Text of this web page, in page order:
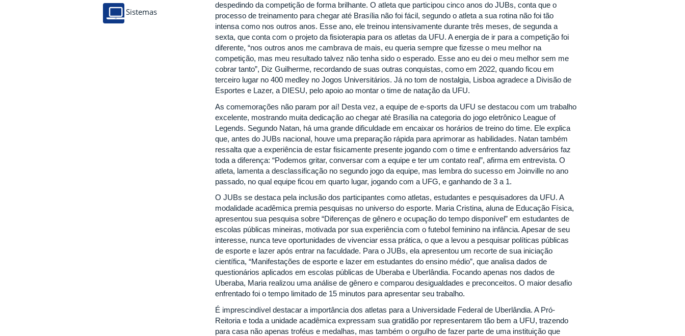
Sistemas
despedindo da competição de forma brilhante. O atleta que participou cinco anos do JUBs, conta que o
processo de treinamento para chegar até Brasília não foi fácil, segundo o atleta a sua rotina não foi tão
intensa como nos outros anos. Esse ano, ele treinou intensivamente durante três meses, de segunda a
sexta, que conta com o projeto da fisioterapia para os atletas da UFU. A energia de ir para a competição foi
diferente, “nos outros anos me cambrava de mais, eu queria sempre que fizesse o meu melhor na
competição, mas meu resultado talvez não tenha sido o esperado. Esse ano eu dei o meu melhor sem me
cobrar tanto”, Diz Guilherme, recordando de suas outras conquistas, como em 2022, quando ficou em
terceiro lugar no 400 medley no Jogos Universitários. Já no tom de nostalgia, Lisboa agradece a Divisão de
Esportes e Lazer, a DIESU, pelo apoio ao montar o time de natação da UFU.
As comemorações não param por aí! Desta vez, a equipe de e-sports da UFU se destacou com um trabalho
excelente, mostrando muita dedicação ao chegar até Brasília na categoria do jogo eletrônico League of
Legends. Segundo Natan, há uma grande dificuldade em encaixar os horários de treino do time. Ele explica
que, antes do JUBs nacional, houve uma preparação rápida para aprimorar as habilidades. Natan também
ressalta que a experiência de estar fisicamente presente jogando com o time e enfrentando adversários faz
toda a diferença: “Podemos gritar, conversar com a equipe e ter um contato real”, afirma em entrevista. O
atleta, lamenta a desclassificação no segundo jogo da equipe, mas lembra do sucesso em Joinville no ano
passado, no qual equipe ficou em quarto lugar, jogando com a UFG, e ganhando de 3 a 1.
O JUBs se destaca pela inclusão dos participantes como atletas, estudantes e pesquisadores da UFU. A
modalidade acadêmica premia pesquisas no universo do esporte. Maria Cristina, aluna de Educação Física,
apresentou sua pesquisa sobre “Diferenças de gênero e ocupação do tempo disponível” em estudantes de
escolas públicas mineiras, motivada por sua experiência com o futebol feminino na infância. Apesar de seu
interesse, nunca teve oportunidades de vivenciar essa prática, o que a levou a pesquisar políticas públicas
de esporte e lazer após entrar na faculdade. Para o JUBs, ela apresentou um recorte de sua iniciação
científica, “Manifestações de esporte e lazer em estudantes do ensino médio”, que analisa dados de
questionários aplicados em escolas públicas de Uberaba e Uberlândia. Focando apenas nos dados de
Uberaba, Maria realizou uma análise de gênero e comparou desigualdades e preconceitos. O maior desafio
enfrentado foi o tempo limitado de 15 minutos para apresentar seu trabalho.
É imprescindível destacar a importância dos atletas para a Universidade Federal de Uberlândia. A Pró-
Reitoria e toda a unidade acadêmica expressam sua gratidão por representarem tão bem a UFU, trazendo
para casa não apenas troféus e medalhas, mas também o orgulho de fazer parte de uma instituição que